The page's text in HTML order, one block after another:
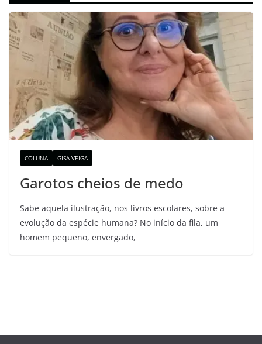
COLUNA GISA VEIGA
Garotos cheios de medo
Sabe aquela ilustração, nos livros escolares, sobre a
evolução da espécie humana? No início da fila, um
homem pequeno, envergado,